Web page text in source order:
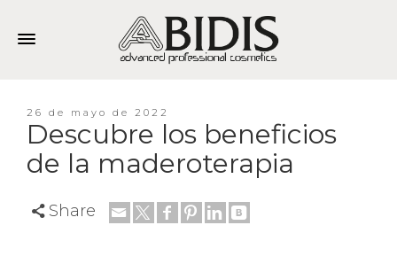
26 de mayo de 2022
Descubre los beneficios
de la maderoterapia
Share